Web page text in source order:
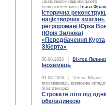
Львівського національного
університету імені
Івана
Історична
націєтворчих змагань
ретроромані Юрка
(Юрія Зилюка)
«Передбачення Курта
Зіберта»
06.08.2026 | Віктор
Іноземець
04.08.2026 |
Тетяна Мороз,
письменниця, книжкова
бібліотекарка
Строкате літо під
обкладинкою